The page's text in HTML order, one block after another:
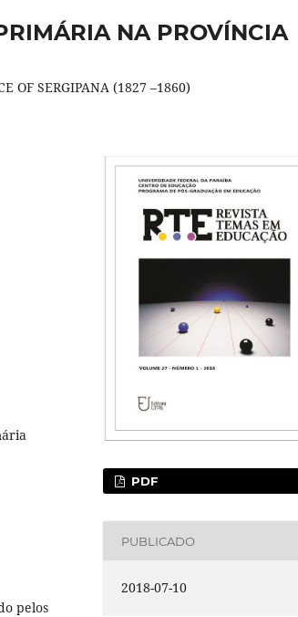
NA PROVÍNCIA
OF SERGIPANA (1827 –1860)
pelos
PDF
PUBLICADO
2018-07-10